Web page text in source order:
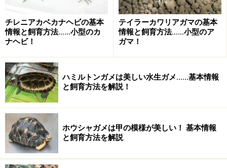
チレニアカベカナヘビの基本
情報と飼育方法……小型のカ
ナヘビ！
テイラーカワリアガマの基本
情報と飼育方法……小型のア
ガマ！
ハミルトンガメは美しい水生ガメ……基本情報
と飼育方法を解説！
ホウシャガメは甲の模様が美しい！ 基本情報
と飼育方法を解説